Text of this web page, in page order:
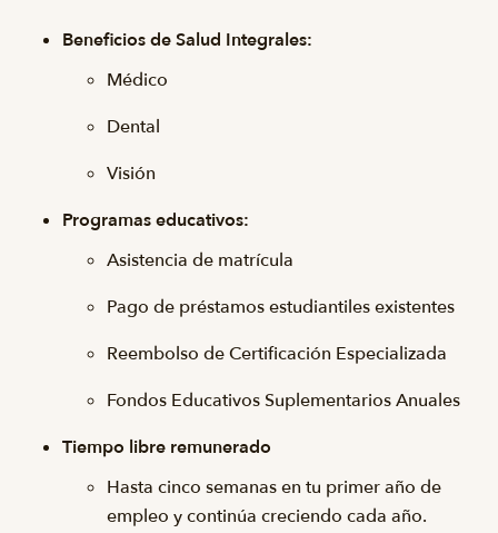
Beneficios de Salud Integrales:
Médico
Dental
Visión
Programas educativos:
Asistencia de matrícula
Pago de préstamos estudiantiles existentes
Reembolso de Certificación Especializada
Fondos Educativos Suplementarios Anuales
Tiempo libre remunerado
Hasta cinco semanas en tu primer año de
empleo y continúa creciendo cada año.